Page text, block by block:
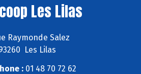
Les Lilas
Raymonde Salez
Les Lilas
:01 48 70 72 62